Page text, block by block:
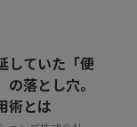
していた「便
の落とし穴。
術とは